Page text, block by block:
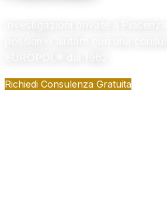
Richiedi Consulenza Gratuita